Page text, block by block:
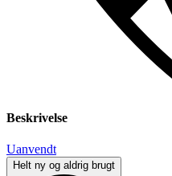
Beskrivelse
Uanvendt
Helt ny og aldrig brugt